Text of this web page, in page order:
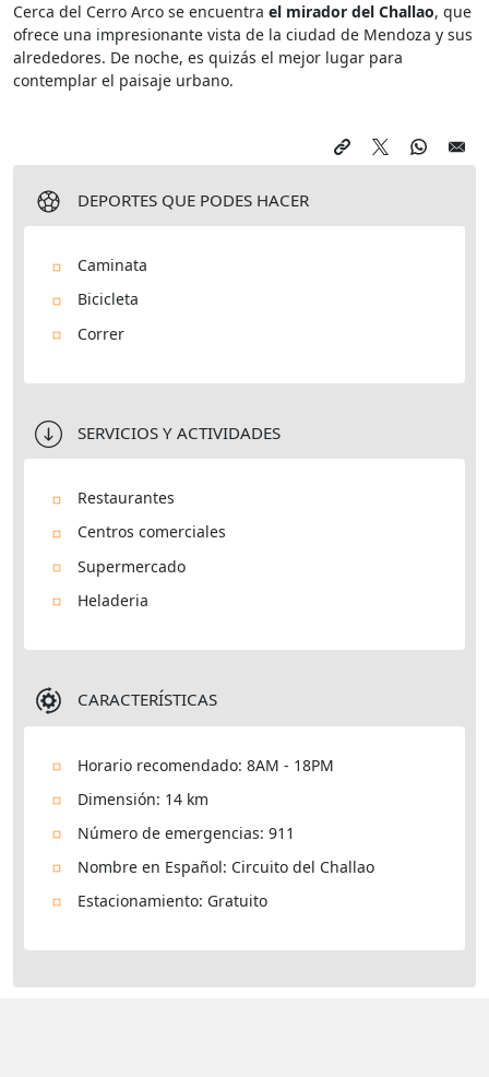
Cerca del Cerro Arco se encuentra el mirador del Challao, que
ofrece una impresionante vista de la ciudad de Mendoza y sus
alrededores. De noche, es quizás el mejor lugar para
contemplar el paisaje urbano.
DEPORTES QUE PODES HACER
Caminata
Bicicleta
Correr
SERVICIOS Y ACTIVIDADES
Restaurantes
Centros comerciales
Supermercado
Heladeria
CARACTERÍSTICAS
Horario recomendado: 8AM - 18PM
Dimensión: 14 km
Número de emergencias: 911
Nombre en Español: Circuito del Challao
Estacionamiento: Gratuito